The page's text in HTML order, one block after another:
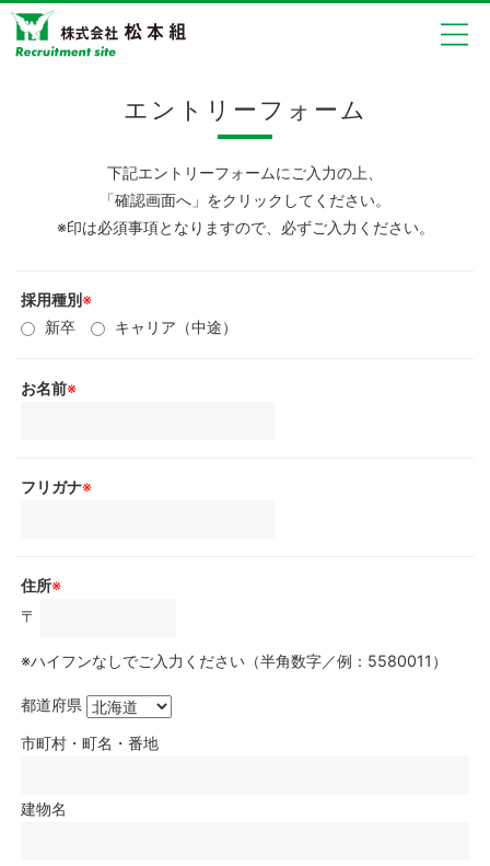
エントリーフォーム
下記エントリーフォームにご入力の上、
「確認画面へ」をクリックしてください。
※印は必須事項となりますので、必ずご入力ください。
採用種別※
新卒
キャリア（中途）
お名前※
フリガナ※
住所※
〒
※ハイフンなしでご入力ください（半角数字／例：5580011）
都道府県
市町村・町名・番地
建物名